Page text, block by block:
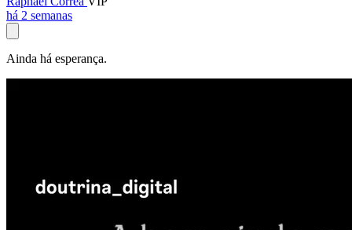
há 2 semanas
Ainda há esperança.